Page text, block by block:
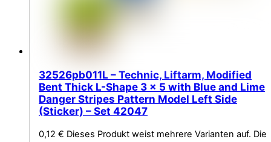
32526pb011L – Technic, Liftarm, Modified
Bent Thick L-Shape 3 x 5 with Blue and Lime
Danger Stripes Pattern Model Left Side
(Sticker) – Set 42047
0,12 € Dieses Produkt weist mehrere Varianten auf. Die